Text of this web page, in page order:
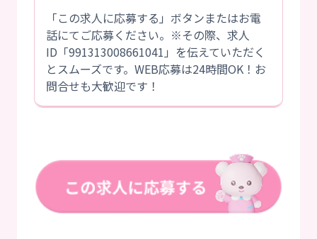
「この求人に応募する」ボタンまたはお電
話にてご応募ください。※その際、求人
ID「991313008661041」を伝えていただく
とスムーズです。WEB応募は24時間OK！お
問合せも大歓迎です！